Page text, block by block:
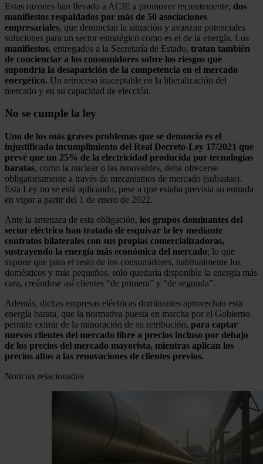
Estas razones han llevado a ACIE a promover recientemente, dos
manifiestos respaldados por más de 50 asociaciones
empresariales, que denuncian la situación y avanzan potenciales
soluciones para un sector estratégico como es el de la energía. Los
manifiestos, entregados a la Secretaría de Estado, tratan también
de concienciar a los consumidores sobre los riesgos que
supondría la desaparición de la competencia en el mercado
energético. Un retroceso inaceptable en la liberalización del
mercado y en su capacidad de elección.
No se cumple la ley
Uno de los más graves problemas que se denuncia es el
injustificado incumplimiento del Real Decreto-Ley 17/2021 que
prevé que un 25% de la electricidad producida por tecnologías
baratas, como la nuclear o las renovables, deba ofrecerse
obligatoriamente a través de mecanismos de mercado (subastas).
Esta Ley no se está aplicando, pese a que estaba prevista su entrada
en vigor a partir del 1 de enero de 2022.
Ante la amenaza de esta obligación, los grupos dominantes del
sector eléctrico han tratado de esquivar la ley mediante
contratos bilaterales con sus propias comercializadoras,
sustrayendo la energía más económica del mercado; lo que
supone que para el resto de los consumidores, habitualmente los
domésticos y más pequeños, solo quedaría disponible la energía más
cara, creándose así clientes “de primera” y “de segunda”.
Además, dichas empresas eléctricas dominantes aprovechan esta
energía barata, que la normativa puesta en marcha por el Gobierno
permite eximir de la minoración de su retribución, para captar
nuevos clientes del mercado libre a precios incluso por debajo
de los precios del mercado mayorista, mientras aplican los
precios altos a las renovaciones de clientes previos.
Noticias relacionadas